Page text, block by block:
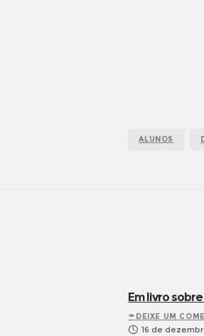
ALUNOS
Em livro
DEIXE UM
16 de